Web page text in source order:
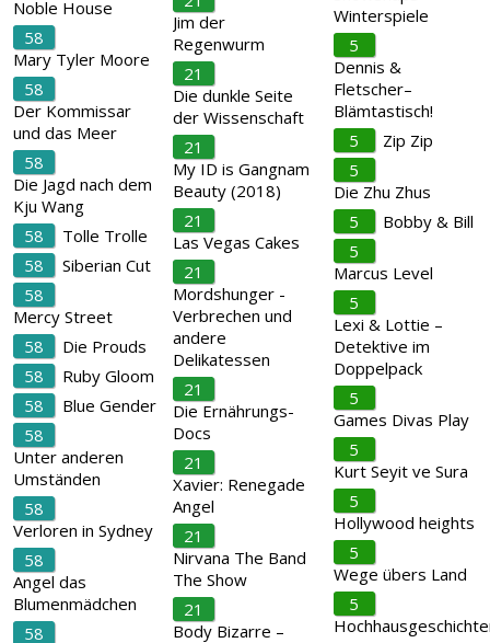
Noble House
58
Mary Tyler Moore
58
Der Kommissar
und das Meer
58
Die Jagd nach dem
Kju Wang
58
Tolle Trolle
58
Siberian Cut
58
Mercy Street
58
Die Prouds
58
Ruby Gloom
58
Blue Gender
58
Unter anderen
Umständen
58
Verloren in Sydney
58
Angel das
Blumenmädchen
58
Jim der
Regenwurm
21
Die dunkle Seite
der Wissenschaft
21
My ID is Gangnam
Beauty (2018)
21
Las Vegas Cakes
21
Mordshunger -
Verbrechen und
andere
Delikatessen
21
Die Ernährungs-
Docs
21
Xavier: Renegade
Angel
21
Nirvana The Band
The Show
21
Body Bizarre –
Winterspiele
5
Dennis &
Fletscher–
Blämtastisch!
5
Zip Zip
5
Die Zhu Zhus
5
Bobby & Bill
5
Marcus Level
5
Lexi & Lottie –
Detektive im
Doppelpack
5
Games Divas Play
5
Kurt Seyit ve Sura
5
Hollywood heights
5
Wege übers Land
5